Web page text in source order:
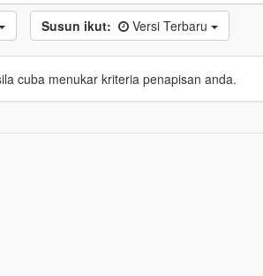
Susun ikut: Versi Terbaru
cuba menukar kriteria penapisan anda.